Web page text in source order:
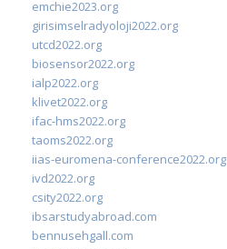
emchie2023.org
girisimselradyoloji2022.org
utcd2022.org
biosensor2022.org
ialp2022.org
klivet2022.org
ifac-hms2022.org
taoms2022.org
iias-euromena-conference2022.org
ivd2022.org
csity2022.org
ibsarstudyabroad.com
bennusehgall.com